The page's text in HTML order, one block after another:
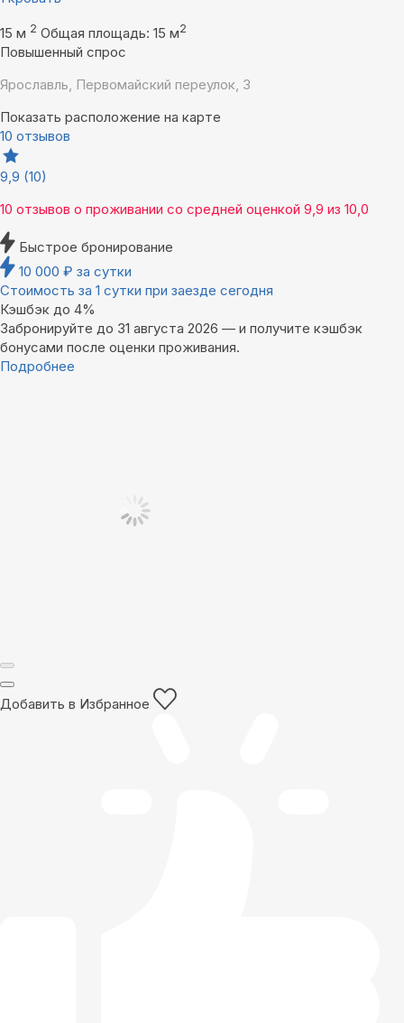
15 м 2 Общая площадь: 15 м2
Повышенный спрос
Ярославль, Первомайский переулок, 3
Показать расположение на карте
10 отзывов
9,9 (10)
10 отзывов о проживании со средней оценкой 9,9 из 10,0
Быстрое бронирование
10 000 ₽ за сутки
Стоимость за 1 сутки при заезде сегодня
Кэшбэк до 4%
Забронируйте до 31 августа 2026 — и получите кэшбэк
бонусами после оценки проживания.
Подробнее
Добавить в Избранное